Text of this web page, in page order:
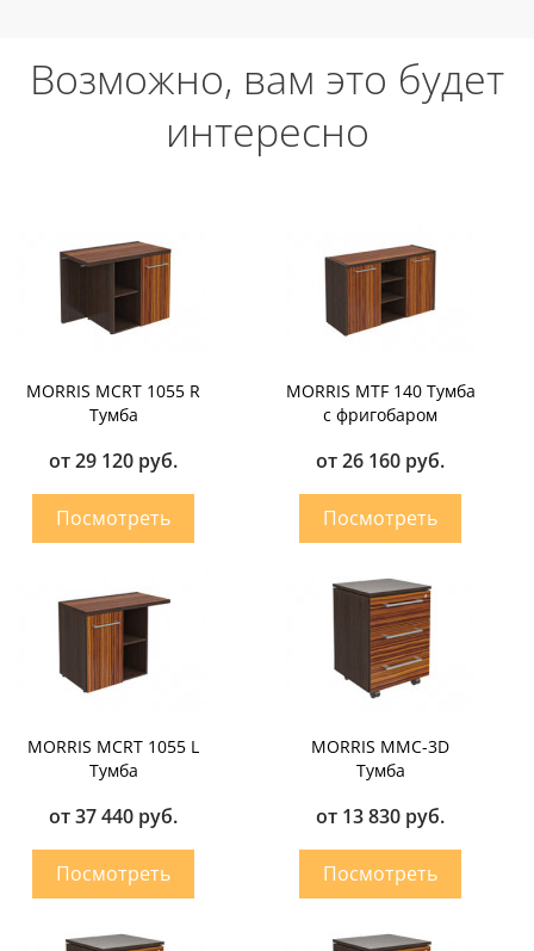
Возможно, вам это будет
интересно
MORRIS MCRT 1055 R
Тумба
от 29 120 руб.
MORRIS MTF 140 Тумба
с фригобаром
от 26 160 руб.
MORRIS MCRT 1055 L
Тумба
от 37 440 руб.
MORRIS MMC-3D
Тумба
от 13 830 руб.